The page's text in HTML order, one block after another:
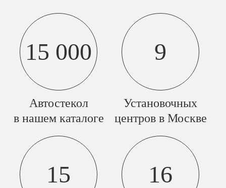
15 000
Автостекол
в нашем каталоге
9
Установочных
центров в Москве
15 16